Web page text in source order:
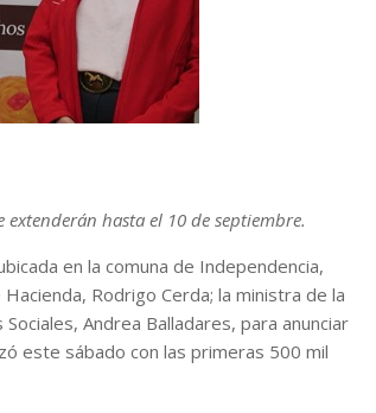
hasta el 10 de septiembre.
en la comuna de Independencia,
Rodrigo Cerda; la ministra de la
Andrea Balladares, para anunciar
este sábado con las primeras 500 mil